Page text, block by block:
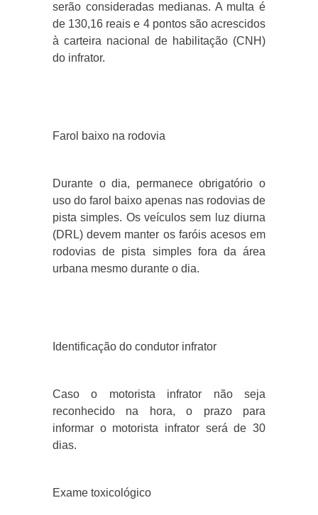
serão consideradas medianas. A multa é
de 130,16 reais e 4 pontos são acrescidos
à carteira nacional de habilitação (CNH)
do infrator.
Farol baixo na rodovia
Durante o dia, permanece obrigatório o
uso do farol baixo apenas nas rodovias de
pista simples. Os veículos sem luz diurna
(DRL) devem manter os faróis acesos em
rodovias de pista simples fora da área
urbana mesmo durante o dia.
Identificação do condutor infrator
Caso o motorista infrator não seja
reconhecido na hora, o prazo para
informar o motorista infrator será de 30
dias.
Exame toxicológico